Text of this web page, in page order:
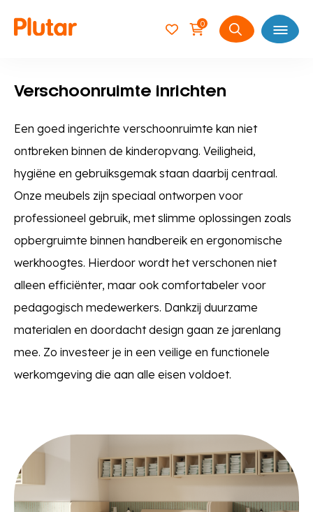
0
Zoeken
Open
Verschoonruimte inrichten
Een goed ingerichte verschoonruimte kan niet
ontbreken binnen de kinderopvang. Veiligheid,
hygiëne en gebruiksgemak staan daarbij centraal.
Onze meubels zijn speciaal ontworpen voor
professioneel gebruik, met slimme oplossingen zoals
opbergruimte binnen handbereik en ergonomische
werkhoogtes. Hierdoor wordt het verschonen niet
alleen efficiënter, maar ook comfortabeler voor
pedagogisch medewerkers. Dankzij duurzame
materialen en doordacht design gaan ze jarenlang
mee. Zo investeer je in een veilige en functionele
werkomgeving die aan alle eisen voldoet.